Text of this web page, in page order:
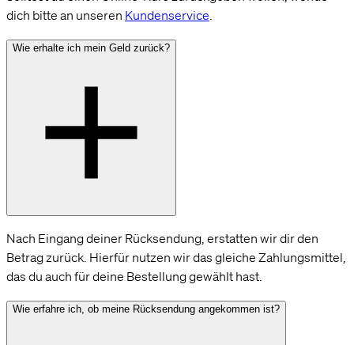
dich bitte an unseren Kundenservice.
Wie erhalte ich mein Geld zurück?
Nach Eingang deiner Rücksendung, erstatten wir dir den
Betrag zurück. Hierfür nutzen wir das gleiche Zahlungsmittel,
das du auch für deine Bestellung gewählt hast.
Wie erfahre ich, ob meine Rücksendung angekommen ist?